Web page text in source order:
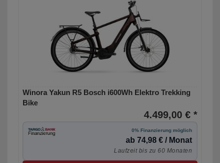
Winora Yakun R5 Bosch i600Wh Elektro Trekking
Bike
4.499,00 € *
0% Finanzierung möglich
ab 74,98 € / Monat
Laufzeit bis zu 60 Monaten